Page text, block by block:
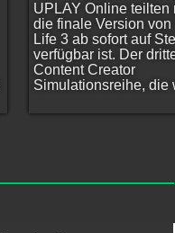
UPLAY Online teilten
die finale Version von
Life 3 ab sofort auf
verfügbar ist. Der
Content Creator
Simulationsreihe, die